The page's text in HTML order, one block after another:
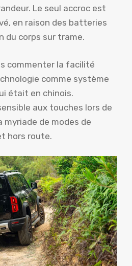
Le seul accroc est
en raison des batteries
du corps sur trame.
commenter la facilité
comme système
était en chinois.
aux touches lors de
myriade de modes de
hors route.